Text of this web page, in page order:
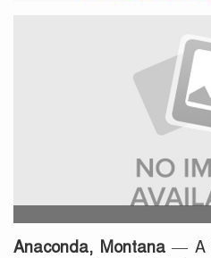
Anaconda, Montana— A